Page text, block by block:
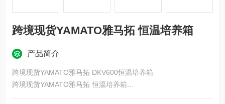
跨境现货YAMATO雅马拓 恒温培养箱
产品简介
跨境现货YAMATO雅马拓 DKV600恒温培养箱
跨境现货YAMATO雅马拓 恒温培养箱
我们的所有产品型号均环保节能，确保客户的安全。